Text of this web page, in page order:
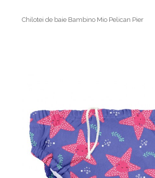
Chilotei de baie Bambino Mio Pelican Pier